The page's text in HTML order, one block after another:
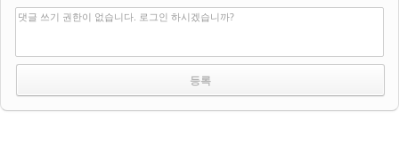
댓글 쓰기 권한이 없습니다. 로그인 하시겠습니까?